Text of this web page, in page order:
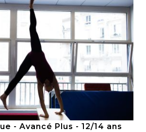
- Avancé Plus - 12/14 ans